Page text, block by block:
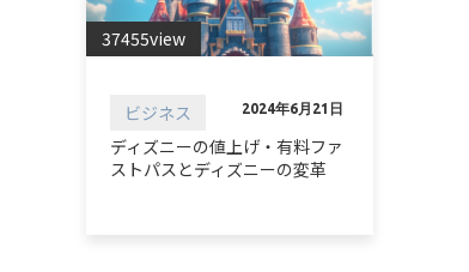
37455view
ビジネス 2024年6月21日
ディズニーの値上げ・有料ファ
ストパスとディズニーの変革